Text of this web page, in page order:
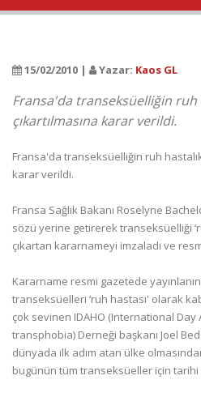
15/02/2010 | Yazar: Kaos GL
Fransa'da transeksüelliğin ruh
çıkartılmasına karar verildi.
Fransa'da transeksüelliğin ruh
karar verildi.
Fransa Sağlık Bakanı Roselyne
sözü yerine getirerek transeksüelliği
çıkartan kararnameyi imzaladı ve
Kararname resmi gazetede
transeksüelleri ‘ruh hastası' olarak
çok sevinen IDAHO (International
transphobia) Derneği başkanı Joel
dünyada ilk adım atan ülke
bugünün tüm transeksüeller için